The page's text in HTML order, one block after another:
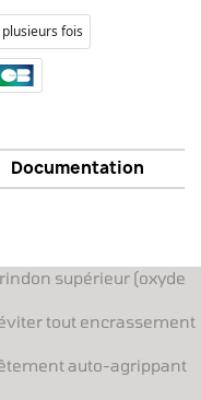
fois
Documentation
supérieur (oxyde
tout encrassement
auto-agrippant